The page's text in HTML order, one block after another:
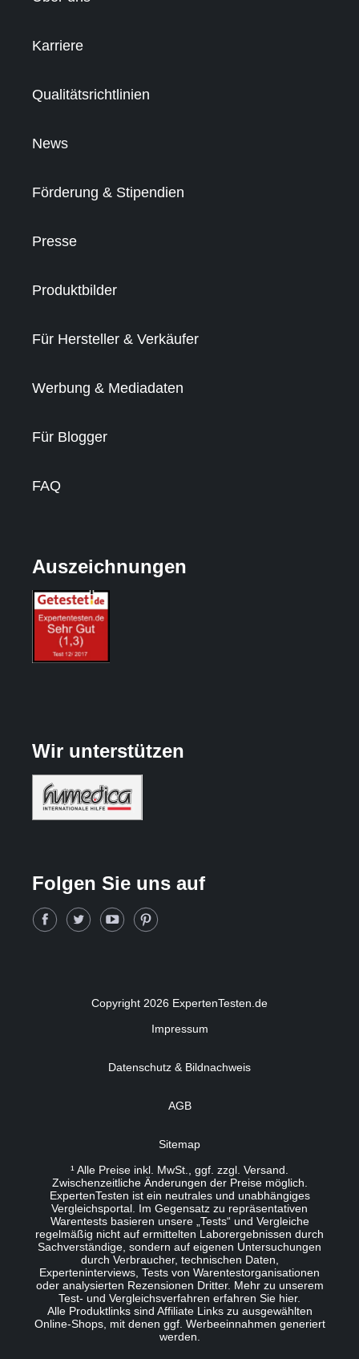
Karriere
Qualitätsrichtlinien
News
Förderung & Stipendien
Presse
Produktbilder
Für Hersteller & Verkäufer
Werbung & Mediadaten
Für Blogger
FAQ
Auszeichnungen
Wir unterstützen
Folgen Sie uns auf
Copyright 2026 ExpertenTesten.de
Impressum
Datenschutz & Bildnachweis
AGB
Sitemap
¹ Alle Preise inkl. MwSt., ggf. zzgl. Versand.
Zwischenzeitliche Änderungen der Preise möglich.
ExpertenTesten ist ein neutrales und unabhängiges
Vergleichsportal. Im Gegensatz zu repräsentativen
Warentests basieren unsere „Tests“ und Vergleiche
regelmäßig nicht auf ermittelten Laborergebnissen durch
Sachverständige, sondern auf eigenen Untersuchungen
durch Verbraucher, technischen Daten,
Experteninterviews, Tests von Warentestorganisationen
oder analysierten Rezensionen Dritter. Mehr zu unserem
Test- und Vergleichsverfahren erfahren Sie hier.
Alle Produktlinks sind Affiliate Links zu ausgewählten
Online-Shops, mit denen ggf. Werbeeinnahmen generiert
werden.